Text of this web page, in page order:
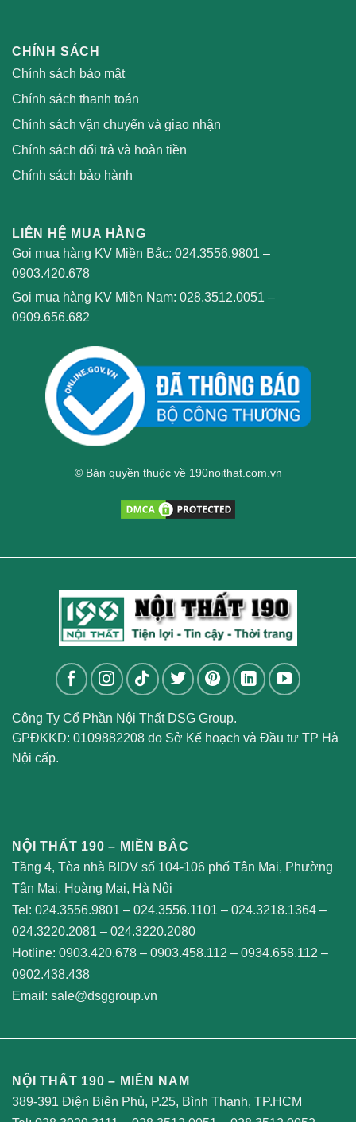
CHÍNH SÁCH
Chính sách bảo mật
Chính sách thanh toán
Chính sách vận chuyển và giao nhận
Chính sách đổi trả và hoàn tiền
Chính sách bảo hành
LIÊN HỆ MUA HÀNG
Gọi mua hàng KV Miền Bắc: 024.3556.9801 –
0903.420.678
Gọi mua hàng KV Miền Nam: 028.3512.0051 –
0909.656.682
© Bản quyền thuộc về 190noithat.com.vn
Công Ty Cổ Phần Nội Thất DSG Group.
GPĐKKD: 0109882208 do Sở Kế hoạch và Đầu tư TP Hà
Nội cấp.
NỘI THẤT 190 – MIỀN BẮC
Tầng 4, Tòa nhà BIDV số 104-106 phố Tân Mai, Phường
Tân Mai, Hoàng Mai, Hà Nội
Tel: 024.3556.9801 – 024.3556.1101 – 024.3218.1364 –
024.3220.2081 – 024.3220.2080
Hotline: 0903.420.678 – 0903.458.112 – 0934.658.112 –
0902.438.438
Email: sale@dsggroup.vn
NỘI THẤT 190 – MIỀN NAM
389-391 Điện Biên Phủ, P.25, Bình Thạnh, TP.HCM